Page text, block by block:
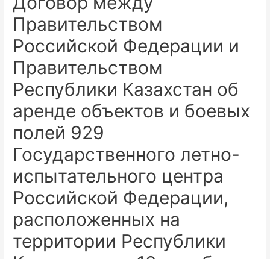
Правительством
Российской Федерации и
Правительством
Республики Казахстан об
аренде объектов и боевых
полей 929
Государственного летно-
испытательного центра
Российской Федерации,
расположенных на
территории Республики